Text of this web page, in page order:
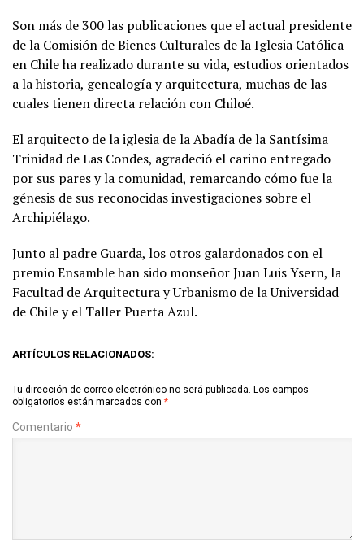
Son más de 300 las publicaciones que el actual presidente
de la Comisión de Bienes Culturales de la Iglesia Católica
en Chile ha realizado durante su vida, estudios orientados
a la historia, genealogía y arquitectura, muchas de las
cuales tienen directa relación con Chiloé.
El arquitecto de la iglesia de la Abadía de la Santísima
Trinidad de Las Condes, agradeció el cariño entregado
por sus pares y la comunidad, remarcando cómo fue la
génesis de sus reconocidas investigaciones sobre el
Archipiélago.
Junto al padre Guarda, los otros galardonados con el
premio Ensamble han sido monseñor Juan Luis Ysern, la
Facultad de Arquitectura y Urbanismo de la Universidad
de Chile y el Taller Puerta Azul.
ARTÍCULOS RELACIONADOS:
Tu dirección de correo electrónico no será publicada. Los campos
obligatorios están marcados con *
Comentario *